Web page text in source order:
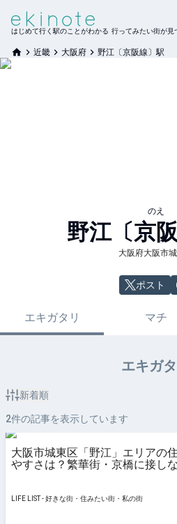
はじめて行く駅のことがわかる 行ってみたい街が見
近畿 大阪府 野江〔京阪線〕駅
のえ
野江〔京
大阪府大阪市
ポスト
エキガタリ マチ
エキガ
新着順
2件の記事を表示しています
大阪市城東区「野江」エリアの
やすさは？繁華街・京橋に接しな
街・私の街
LIFE LIST - 好きな街・住みたい街・私の街